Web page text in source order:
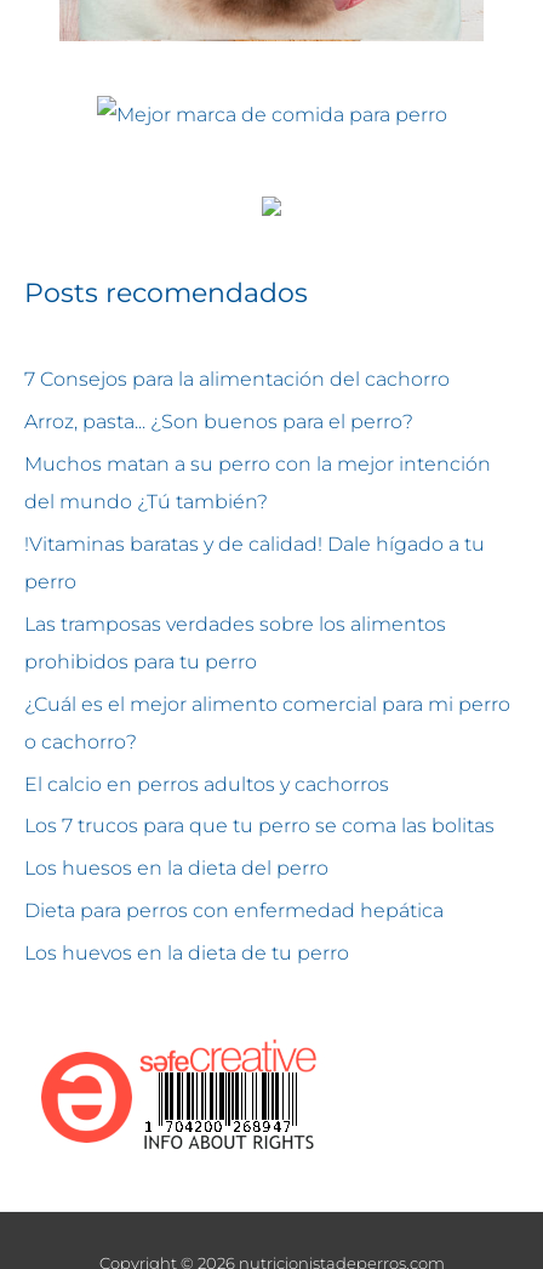
Posts recomendados
7 Consejos para la alimentación del cachorro
Arroz, pasta... ¿Son buenos para el perro?
Muchos matan a su perro con la mejor intención
del mundo ¿Tú también?
!Vitaminas baratas y de calidad! Dale hígado a tu
perro
Las tramposas verdades sobre los alimentos
prohibidos para tu perro
¿Cuál es el mejor alimento comercial para mi perro
o cachorro?
El calcio en perros adultos y cachorros
Los 7 trucos para que tu perro se coma las bolitas
Los huesos en la dieta del perro
Dieta para perros con enfermedad hepática
Los huevos en la dieta de tu perro
Copyright © 2026 nutricionistadeperros.com